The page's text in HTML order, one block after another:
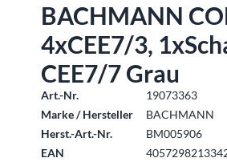
BACHMANN
4xCEE7/3,
CEE7/7 Grau
Art.-Nr.
19073363
Marke / Hersteller
BACHMANN
Herst.-Art.-Nr.
BM005906
EAN